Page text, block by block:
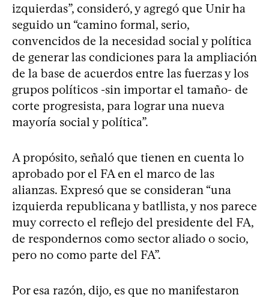
izquierdas”, consideró, y agregó que Unir ha
seguido un “camino formal, serio,
convencidos de la necesidad social y política
de generar las condiciones para la ampliación
de la base de acuerdos entre las fuerzas y los
grupos políticos -sin importar el tamaño- de
corte progresista, para lograr una nueva
mayoría social y política”.
A propósito, señaló que tienen en cuenta lo
aprobado por el FA en el marco de las
alianzas. Expresó que se consideran “una
izquierda republicana y batllista, y nos parece
muy correcto el reflejo del presidente del FA,
de respondernos como sector aliado o socio,
pero no como parte del FA”.
Por esa razón, dijo, es que no manifestaron